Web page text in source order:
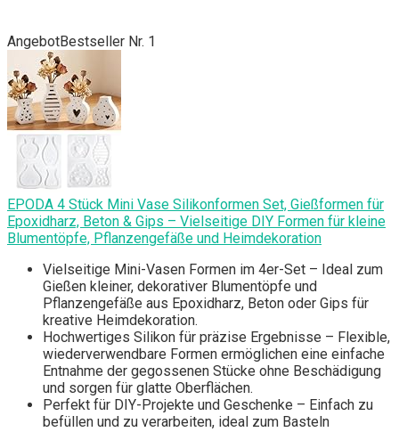
AngebotBestseller Nr. 1
EPODA 4 Stück Mini Vase Silikonformen Set, Gießformen für
Epoxidharz, Beton & Gips – Vielseitige DIY Formen für kleine
Blumentöpfe, Pflanzengefäße und Heimdekoration
Vielseitige Mini-Vasen Formen im 4er-Set – Ideal zum
Gießen kleiner, dekorativer Blumentöpfe und
Pflanzengefäße aus Epoxidharz, Beton oder Gips für
kreative Heimdekoration.
Hochwertiges Silikon für präzise Ergebnisse – Flexible,
wiederverwendbare Formen ermöglichen eine einfache
Entnahme der gegossenen Stücke ohne Beschädigung
und sorgen für glatte Oberflächen.
Perfekt für DIY-Projekte und Geschenke – Einfach zu
befüllen und zu verarbeiten, ideal zum Basteln